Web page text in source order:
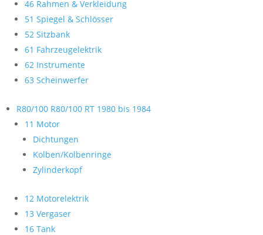
46 Rahmen & Verkleidung
51 Spiegel & Schlösser
52 Sitzbank
61 Fahrzeugelektrik
62 Instrumente
63 Scheinwerfer
R80/100 R80/100 RT 1980 bis 1984
11 Motor
Dichtungen
Kolben/Kolbenringe
Zylinderkopf
12 Motorelektrik
13 Vergaser
16 Tank